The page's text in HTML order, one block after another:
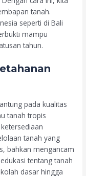
tanah.
seperti di Bali
mampu
tahun.
pada kualitas
tanah tropis
tanah yang
bahkan mengancam
tentang tanah
dasar hingga